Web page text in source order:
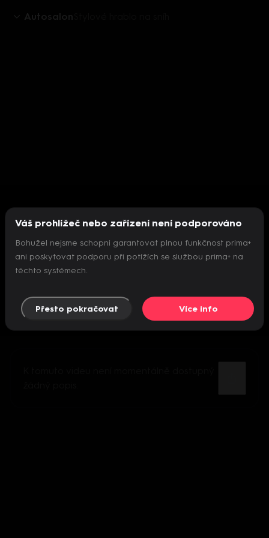
Autosalon
Nepodařilo se inicializovat přehrávač
Váš prohlížeč nebo zařízení není podporováno
Bohužel nejsme schopni garantovat plnou funkčnost prima+
ani poskytovat podporu při potížích se službou prima+ na
těchto systémech.
Přesto pokračovat Více info